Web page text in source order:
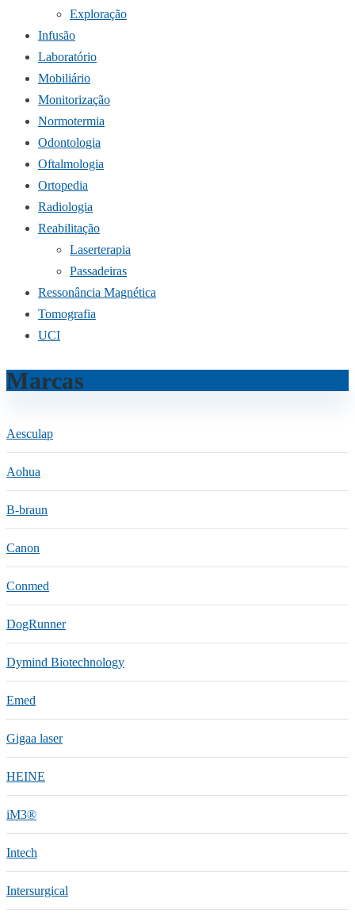
Exploração
Infusão
Laboratório
Mobiliário
Monitorização
Normotermia
Odontologia
Oftalmologia
Ortopedia
Radiologia
Reabilitação
Laserterapia
Passadeiras
Ressonância Magnética
Tomografia
UCI
Marcas
Aesculap
Aohua
B-braun
Canon
Conmed
DogRunner
Dymind Biotechnology
Emed
Gigaa laser
HEINE
iM3®️
Intech
Intersurgical